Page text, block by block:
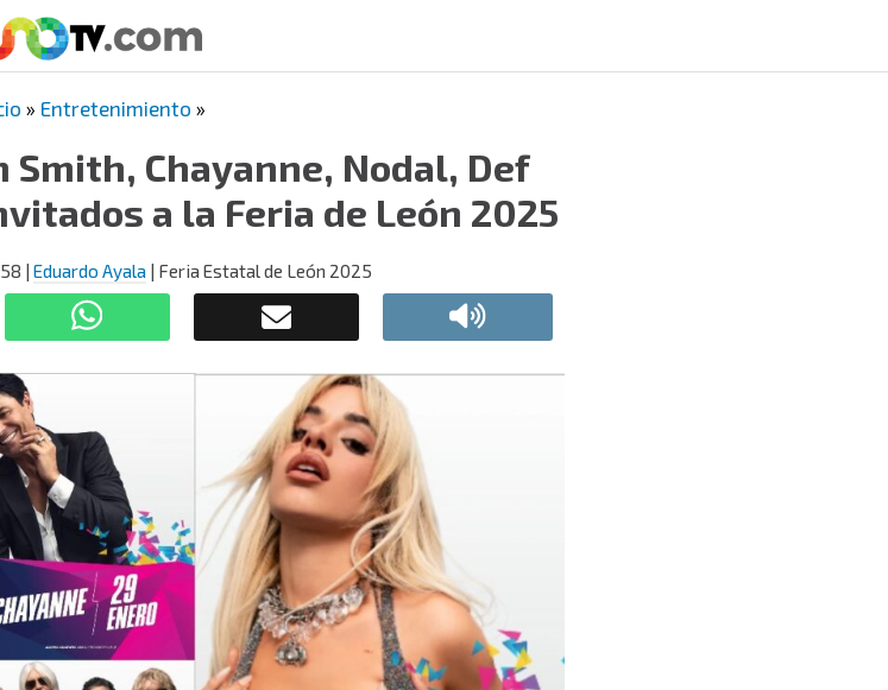
» Entretenimiento »
Smith, Chayanne, Nodal, Def
a la Feria de León 2025
| Eduardo Ayala | Feria Estatal de León 2025